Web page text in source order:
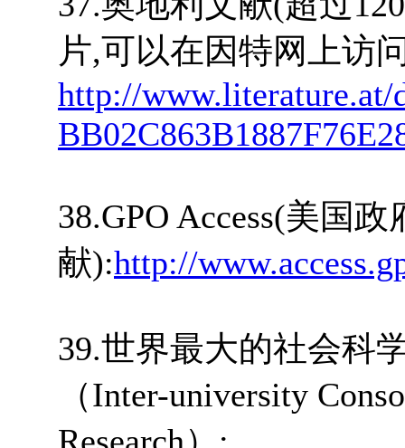
片,可以在因特网上访
http://www.literature.at/
38.GPO Access(美国政
献):http://
39.世界最大的社会科
（Inter-university